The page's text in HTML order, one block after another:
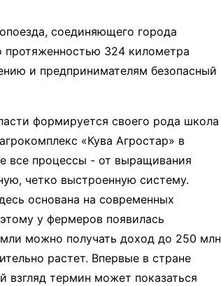
соединяющего города
324 километра
и предпринимателям безо­пасный
формируется своего рода школа
«Кува Агростар» в
все процессы - от выращивания
четко выстроенную систему.
основана на современных
у фермеров появилась
можно получать доход до 250 млн
растет. Впервые в стране
взгляд термин может показаться